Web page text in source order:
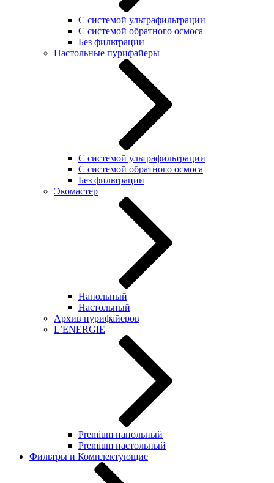
С системой ультрафильтрации
С системой обратного осмоса
Без фильтрации
Настольные пурифайеры
С системой ультрафильтрации
C системой обратного осмоса
Без фильтрации
Экомастер
Напольный
Настольный
Архив пурифайеров
L’ENERGIE
Premium напольный
Premium настольный
Фильтры и Комплектующие